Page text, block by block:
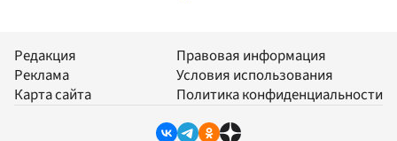
Редакция
Реклама
Карта сайта
Правовая информация
Условия использования
Политика конфиденциальности